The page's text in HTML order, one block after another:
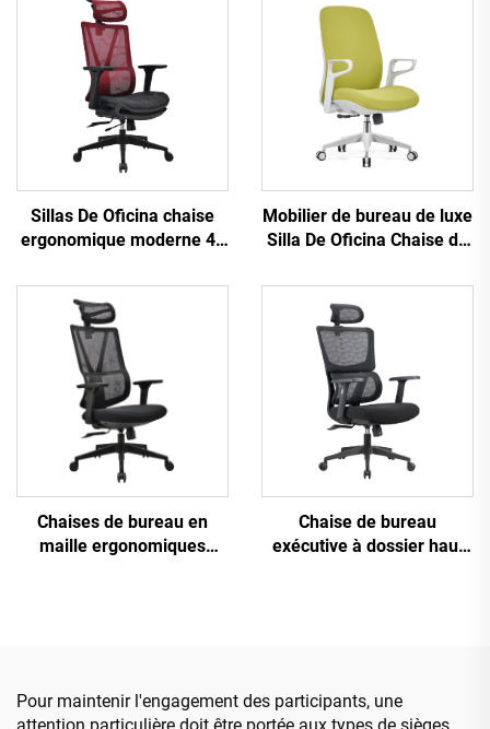
Sillas De Oficina chaise
ergonomique moderne 4d
noir maille ergonomique
bureau exécutif Cadeira
De Escritorio
Mobilier de bureau de luxe
Silla De Oficina Chaise de
pivotante et rotative pour
ordinateur Chaise de
bureau à dossier moyen
en maille pour bureau
Chaises de bureau en
maille ergonomiques
Chaise de bureau
exécutive à dossier haut
Pour maintenir l'engagement des participants, une